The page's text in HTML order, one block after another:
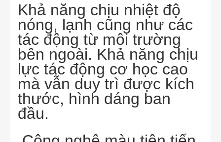
Khả năng chịu nhiệt độ
nóng, lạnh cũng như các
tác động từ môi trường
bên ngoài. Khả năng chịu
lực tác động cơ học cao
mà vẫn duy trì được kích
thước, hình dáng ban
đầu.